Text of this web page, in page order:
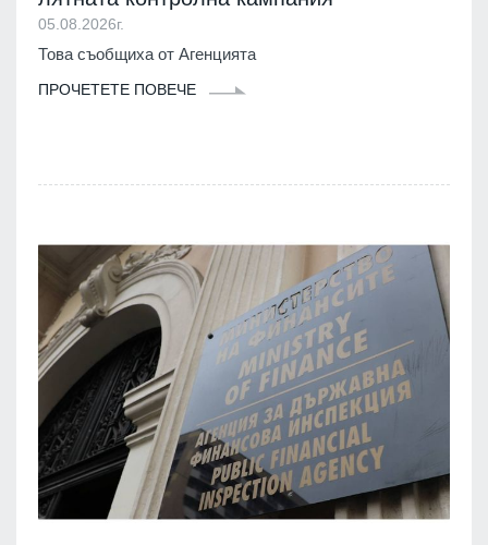
05.08.2026г.
Това съобщиха от Агенцията
ПРОЧЕТЕТЕ ПОВЕЧЕ